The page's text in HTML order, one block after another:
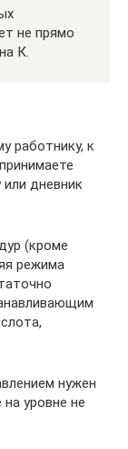
не прямо
К.
работнику, к
дневник
(кроме
режима
нужен
уровне не